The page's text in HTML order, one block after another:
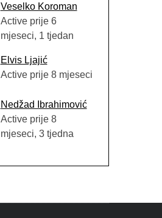
Veselko Koroman
Active prije 6
mjeseci, 1 tjedan
Elvis Ljajić
Active prije 8 mjeseci
Nedžad Ibrahimović
Active prije 8
mjeseci, 3 tjedna